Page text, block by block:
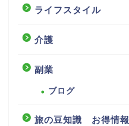
ライフスタイル
介護
副業
ブログ
旅の豆知識 お得情報